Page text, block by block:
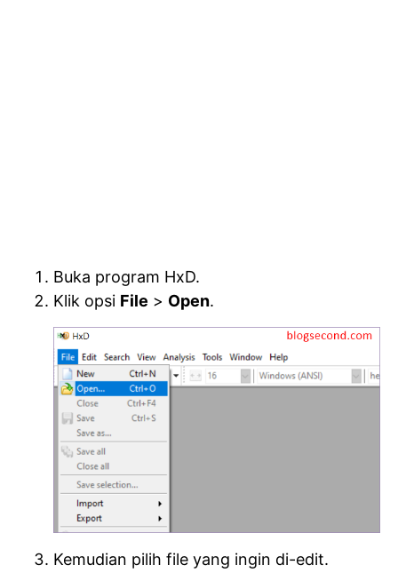
Buka program HxD.
Klik opsi File > Open.
Kemudian pilih file yang ingin di-edit.